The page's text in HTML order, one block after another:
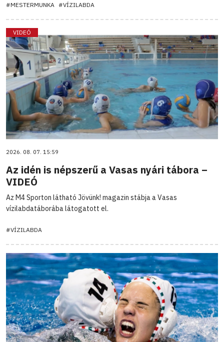
#MESTERMUNKA #VÍZILABDA
VIDEÓ
2026. 08. 07. 15:59
Az idén is népszerű a Vasas nyári tábora –
VIDEÓ
Az M4 Sporton látható Jövünk! magazin stábja a Vasas
vízilabdatáborába látogatott el.
#VÍZILABDA